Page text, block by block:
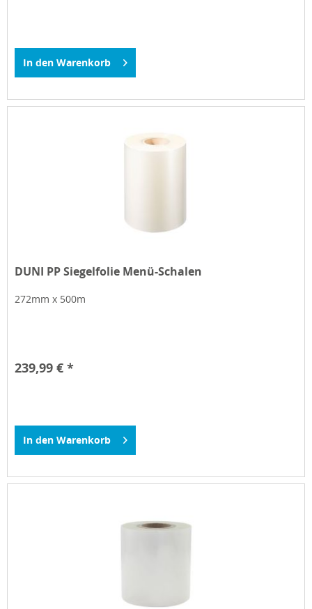
In den Warenkorb
DUNI PP Siegelfolie Menü-Schalen
272mm x 500m
239,99 € *
In den Warenkorb